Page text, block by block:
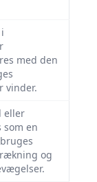
med den
vinder.
eller
en
og